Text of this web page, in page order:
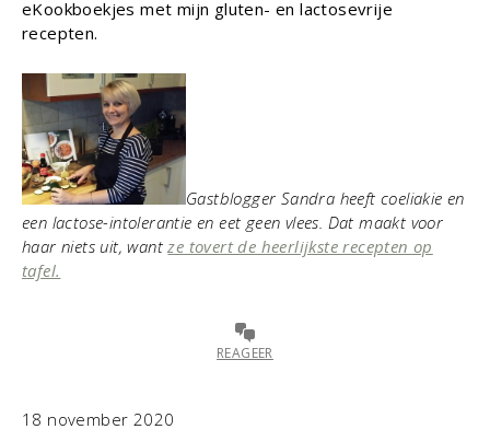
eKookboekjes met mijn gluten- en lactosevrije
recepten.
Gastblogger Sandra heeft coeliakie en
een lactose-intolerantie en eet geen vlees. Dat maakt voor
haar niets uit, wantze tovert de heerlijkste recepten op
tafel.
REAGEER
18 november 2020